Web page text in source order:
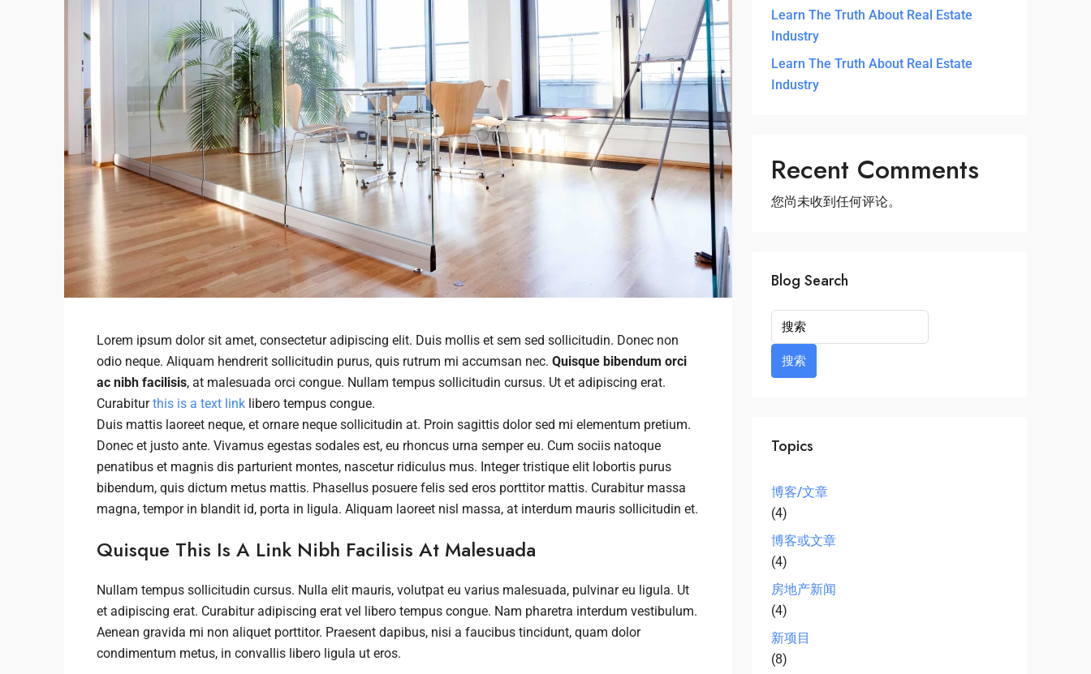
Lorem ipsum dolor sit amet, consectetur adipiscing elit. Duis mollis et sem sed sollicitudin. Donec non
odio neque. Aliquam hendrerit sollicitudin purus, quis rutrum mi accumsan nec. Quisque bibendum orci
ac nibh facilisis, at malesuada orci congue. Nullam tempus sollicitudin cursus. Ut et adipiscing erat.
Curabiturthis is a text link libero tempus congue.
Duis mattis laoreet neque, et ornare neque sollicitudin at. Proin sagittis dolor sed mi elementum pretium.
Donec et justo ante. Vivamus egestas sodales est, eu rhoncus urna semper eu. Cum sociis natoque
penatibus et magnis dis parturient montes, nascetur ridiculus mus. Integer tristique elit lobortis purus
bibendum, quis dictum metus mattis. Phasellus posuere felis sed eros porttitor mattis. Curabitur massa
magna, tempor in blandit id, porta in ligula. Aliquam laoreet nisl massa, at interdum mauris sollicitudin et.
Quisque This Is A Link Nibh Facilisis At Malesuada
Nullam tempus sollicitudin cursus. Nulla elit mauris, volutpat eu varius malesuada, pulvinar eu ligula. Ut
et adipiscing erat. Curabitur adipiscing erat vel libero tempus congue. Nam pharetra interdum vestibulum.
Aenean gravida mi non aliquet porttitor. Praesent dapibus, nisi a faucibus tincidunt, quam dolor
condimentum metus, in convallis libero ligula ut eros.
Learn The Truth About Real Estate
Industry
Learn The Truth About Real Estate
Industry
Recent Comments
您尚未收到任何评论。
Blog Search
搜索
Topics
博客/文章
(4)
博客或文章
(4)
房地产新闻
(4)
新项目
(8)